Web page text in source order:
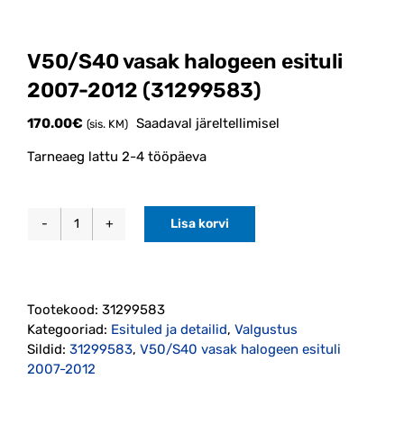
V50/S40 vasak halogeen esituli
2007-2012 (31299583)
170.00€ (sis. KM) Saadaval järeltellimisel
Tarneaeg lattu 2-4 tööpäeva
V50/S40
2007-
2012
(31299583)
kogus
Lisa korvi
Tootekood: 31299583
Kategooriad: Esituled ja detailid, Valgustus
Sildid: 31299583, V50/S40 vasak halogeen esituli
2007-2012